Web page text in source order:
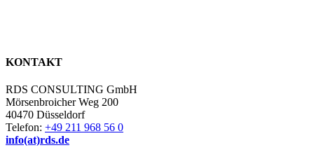
KONTAKT
RDS CONSULTING GmbH
Mörsenbroicher Weg 200
40470 Düsseldorf
Telefon: +49 211 968 56 0
info(at)rds.de